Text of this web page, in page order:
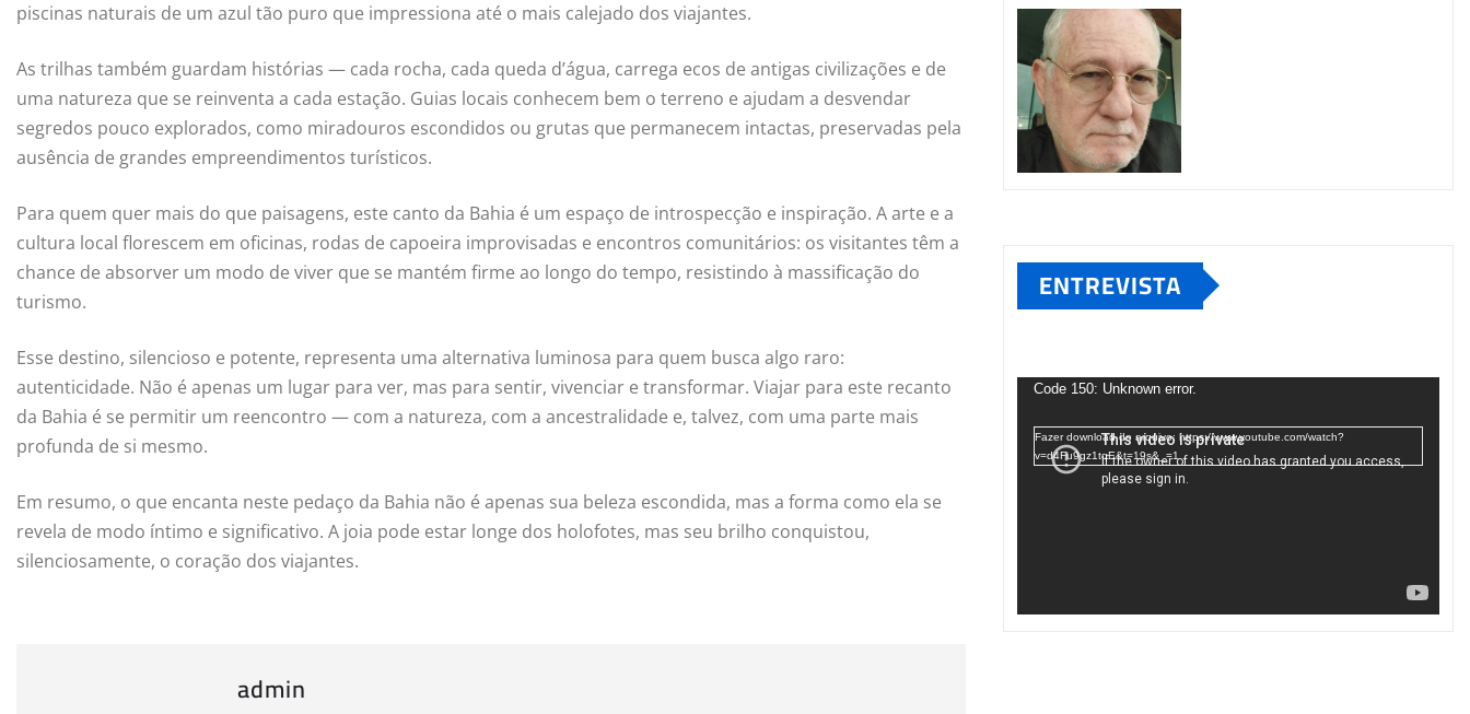
piscinas naturais de um azul tão puro que impressiona até o mais calejado dos viajantes.
As trilhas também guardam histórias — cada rocha, cada queda d’água, carrega ecos de antigas civilizações e de
uma natureza que se reinventa a cada estação. Guias locais conhecem bem o terreno e ajudam a desvendar
segredos pouco explorados, como miradouros escondidos ou grutas que permanecem intactas, preservadas pela
ausência de grandes empreendimentos turísticos.
Para quem quer mais do que paisagens, este canto da Bahia é um espaço de introspecção e inspiração. A arte e a
cultura local florescem em oficinas, rodas de capoeira improvisadas e encontros comunitários: os visitantes têm a
chance de absorver um modo de viver que se mantém firme ao longo do tempo, resistindo à massificação do
turismo.
Esse destino, silencioso e potente, representa uma alternativa luminosa para quem busca algo raro:
autenticidade. Não é apenas um lugar para ver, mas para sentir, vivenciar e transformar. Viajar para este recanto
da Bahia é se permitir um reencontro — com a natureza, com a ancestralidade e, talvez, com uma parte mais
profunda de si mesmo.
Em resumo, o que encanta neste pedaço da Bahia não é apenas sua beleza escondida, mas a forma como ela se
revela de modo íntimo e significativo. A joia pode estar longe dos holofotes, mas seu brilho conquistou,
silenciosamente, o coração dos viajantes.
admin
ENTREVISTA
deCode 150: Unknown error.
Fazer download do arquivo: https://www.youtube.com/watch?
v=d4Fu9gz1tqE&t=19s&_=1